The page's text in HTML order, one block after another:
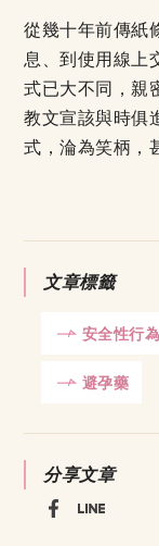
從幾十年前傳紙
息、到使用線上
式已大不同，親
教文宣該與時俱
式，淪為笑柄，
文章標籤
安全性行為
避孕藥
分享文章